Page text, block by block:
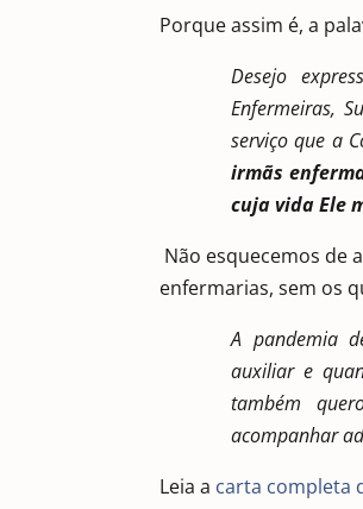
Porque assim é, a
Desejo
Enfermeiras,
serviço que a
irmãs
cuja vida Ele
Não esquecemos de
enfermarias, sem os
A pandemia
auxiliar e
também
acompanhar
Leia a carta completa